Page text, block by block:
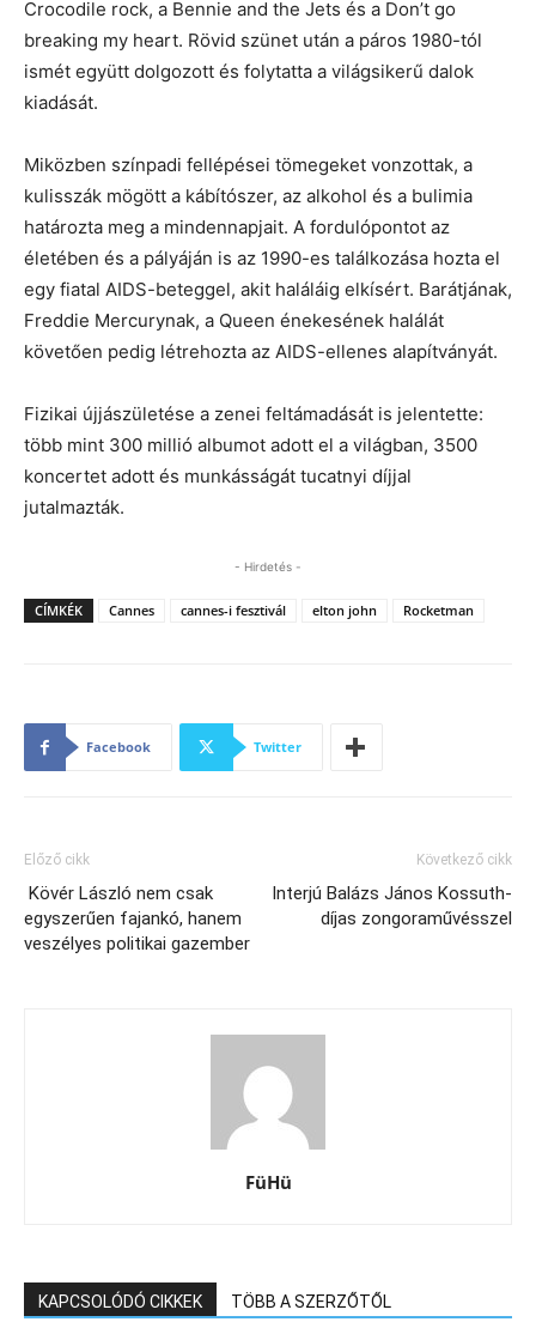
Crocodile rock, a Bennie and the Jets és a Don’t go
breaking my heart. Rövid szünet után a páros 1980-tól
ismét együtt dolgozott és folytatta a világsikerű dalok
kiadását.
Miközben színpadi fellépései tömegeket vonzottak, a
kulisszák mögött a kábítószer, az alkohol és a bulimia
határozta meg a mindennapjait. A fordulópontot az
életében és a pályáján is az 1990-es találkozása hozta el
egy fiatal AIDS-beteggel, akit haláláig elkísért. Barátjának,
Freddie Mercurynak, a Queen énekesének halálát
követően pedig létrehozta az AIDS-ellenes alapítványát.
Fizikai újjászületése a zenei feltámadását is jelentette:
több mint 300 millió albumot adott el a világban, 3500
koncertet adott és munkásságát tucatnyi díjjal
jutalmazták.
- Hirdetés -
CÍMKÉK Cannes cannes-i fesztivál elton john Rocketman
Facebook Twitter
Előző cikk
Kövér László nem csak
egyszerűen fajankó, hanem
veszélyes politikai gazember
Következő cikk
Interjú Balázs János Kossuth-
díjas zongoraművésszel
FüHü
KAPCSOLÓDÓ CIKKEK TÖBB A SZERZŐTŐL